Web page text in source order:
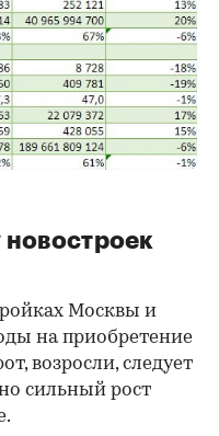
новостроек
Москвы и
на приобретение
возросли, следует
сильный рост